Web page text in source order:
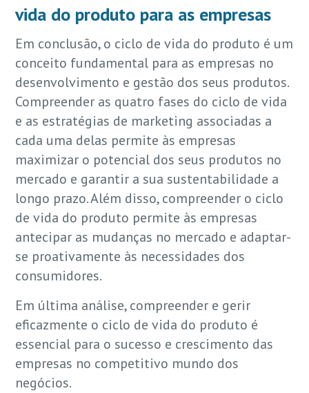
vida do produto para as empresas
Em conclusão, o ciclo de vida do produto é um
conceito fundamental para as empresas no
desenvolvimento e gestão dos seus produtos.
Compreender as quatro fases do ciclo de vida
e as estratégias de marketing associadas a
cada uma delas permite às empresas
maximizar o potencial dos seus produtos no
mercado e garantir a sua sustentabilidade a
longo prazo. Além disso, compreender o ciclo
de vida do produto permite às empresas
antecipar as mudanças no mercado e adaptar-
se proativamente às necessidades dos
consumidores.
Em última análise, compreender e gerir
eficazmente o ciclo de vida do produto é
essencial para o sucesso e crescimento das
empresas no competitivo mundo dos
negócios.